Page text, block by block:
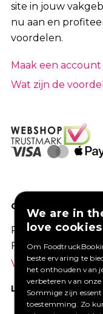
site in jouw
nu aan en
voordelen.
Maak een account
Wat zijn de
GOED VERZEKERD
Profiteer van een
Vraag een offerte
LIKE ONS OP
We are in
love
Om
beste ervaring te
het onthouden van
verbeteren van
Sommige zijn
toestemming. Zo